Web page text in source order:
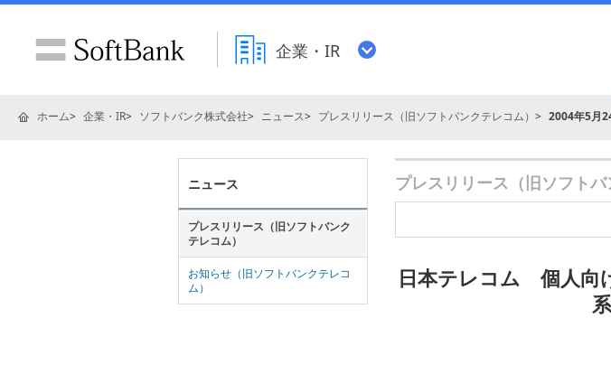
企業・IR
ホーム 企業・IR ソフトバンク株式会社 ニュース プレスリリース（旧ソフトバンクテレコム） 2004年5月
プレスリリース（旧ソフト
日本テレコム 個人向
ニュース
プレスリリース（旧ソフトバンク
テレコム）
お知らせ（旧ソフトバンクテレコ
ム）